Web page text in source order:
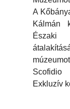
A
Kálmán
Scofidio
Exkluzív